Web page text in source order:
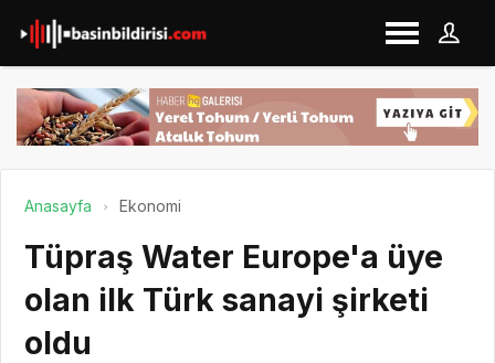
Anasayfa Ekonomi
Tüpraş Water Europe'a üye
olan ilk Türk sanayi şirketi
oldu